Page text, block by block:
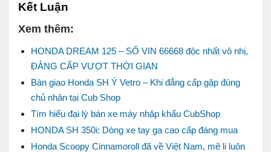
Kết Luận
Xem thêm:
HONDA DREAM 125 – SỐ VIN 66668 độc nhất vô nhị,
ĐẲNG CẤP VƯỢT THỜI GIAN
Bàn giao Honda SH Ý Vetro – Khi đẳng cấp gặp đúng
chủ nhân tại Cub Shop
Tìm hiểu đại lý bán xe máy nhập khẩu CubShop
HONDA SH 350i: Dòng xe tay ga cao cấp đáng mua
Honda Scoopy Cinnamoroll đã về Việt Nam, mê li luôn